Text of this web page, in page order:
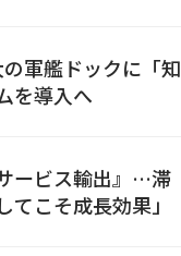
軍艦ドックに「知
を導入へ
ービス輸出』…滞
こそ成長効果」